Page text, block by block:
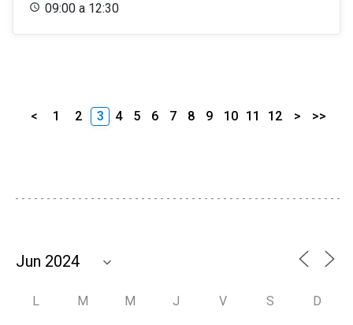
09:00 a 12:30
< 1 2 3 4 5 6 7 8 9 10 11 12 > >>
L M M J V S D